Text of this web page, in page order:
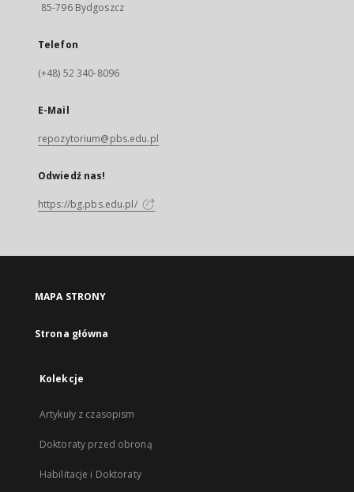
85-796 Bydgoszcz
Telefon
(+48) 52 340-8096
E-Mail
repozytorium@pbs.edu.pl
Odwiedź nas!
https://bg.pbs.edu.pl/
MAPA STRONY
Strona główna
Kolekcje
Artykuły z czasopism
Doktoraty przed obroną
Habilitacje i Doktoraty